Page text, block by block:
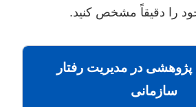
را دقیقاً مشخص کنید.
پژوهشی در مدیریت رفتار
سازمانی